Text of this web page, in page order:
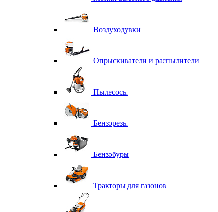
Воздуходувки
Опрыскиватели и распылители
Пылесосы
Бензорезы
Бензобуры
Тракторы для газонов